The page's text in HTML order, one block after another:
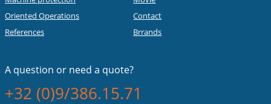
Oriented Operations
References
Contact
Brrands
A question or need a quote?
+32 (0)9/386.15.71